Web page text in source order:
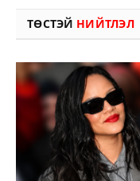
ТӨСТЭЙ НИЙТЛЭЛ